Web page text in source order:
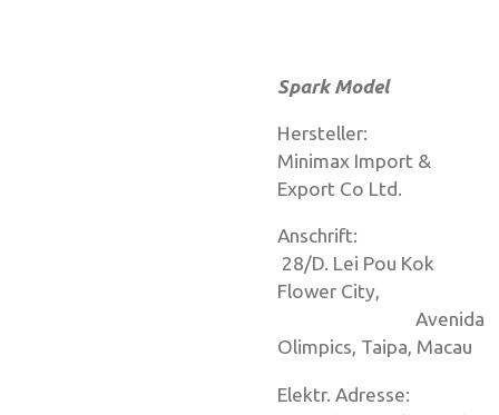
Spark Model
Hersteller:
Minimax Import &
Export Co Ltd.
Anschrift:
28/D. Lei Pou Kok
Flower City,
Avenida
Olimpics, Taipa, Macau
Elektr. Adresse: